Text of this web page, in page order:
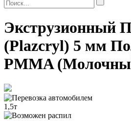
(Plazcryl) 5 мм
PMMA